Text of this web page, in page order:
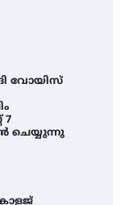
വോയിസ്
7
ചെയ്യുന്നു